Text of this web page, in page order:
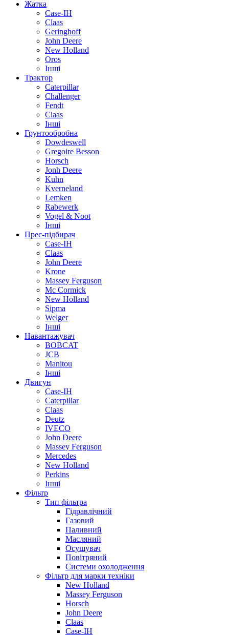
Жатка
Case-IH
Claas
Geringhoff
John Deere
New Holland
Oros
Інші
Трактор
Caterpillar
Challenger
Fendt
Claas
Інші
Грунтообробна
Dowdeswell
Gregoire Besson
Horsch
Jonh Deere
Kuhn
Kverneland
Lemken
Rabewerk
Vogel & Noot
Інші
Прес-підбирач
Case-IH
Claas
John Deere
Krone
Massey Ferguson
Mc Cormick
New Holland
Sipma
Welger
Інші
Навантажувач
BOBCAT
JCB
Manitou
Інші
Двигун
Case-IH
Caterpillar
Claas
Deutz
IVECO
John Deere
Massey Ferguson
Mercedes
New Holland
Perkins
Інші
Фільтр
Тип фільтра
Гідравлічний
Газовий
Паливний
Масляний
Осушувач
Повітряний
Системи охолодження
Фільтр для марки техніки
New Holland
Massey Ferguson
Horsch
John Deere
Claas
Case-IH